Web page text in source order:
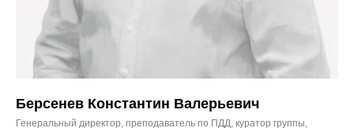
Берсенев Константин Валерьевич
Генеральный директор, преподаватель по ПДД, куратор группы,